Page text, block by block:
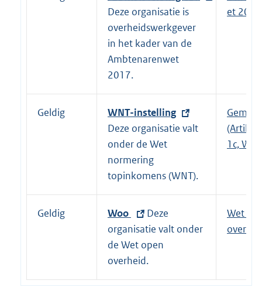
x
t
e
r
n
e
l
i
:
Deze organisatie is
overheidswerkgever
in het kader van de
Ambtenarenwet
2017.
et 2017
Geldig
E
x
t
e
r
n
e
:
WNT-instelling
Deze organisatie valt
onder de Wet
normering
topinkomens (WNT).
(Artikel
1c,
Geldig
E
x
t
e
r
Woo
Deze
organisatie valt onder
de Wet open
overheid.
Wet